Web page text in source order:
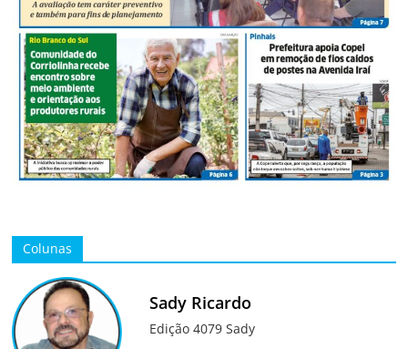
Colunas
Sady Ricardo
Edição 4079 Sady